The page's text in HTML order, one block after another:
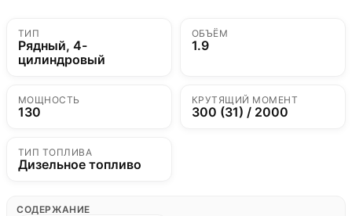
ТИП
Рядный, 4-
цилиндровый
ОБЪЁМ
1.9
МОЩНОСТЬ
130
КРУТЯЩИЙ МОМЕНТ
300 (31) / 2000
ТИП ТОПЛИВА
Дизельное топливо
СОДЕРЖАНИЕ